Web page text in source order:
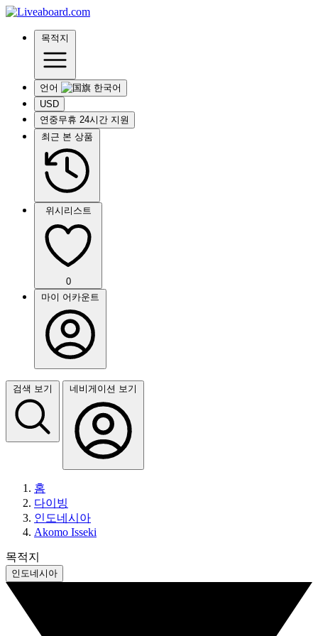
목적지
언어
USD
연중무휴 24시간 지원
최근 본 상품
위시리스트
0
마이 어카운트
검색 보기 네비게이션 보기
홈
다이빙
인도네시아
Akomo Isseki
목적지
인도네시아